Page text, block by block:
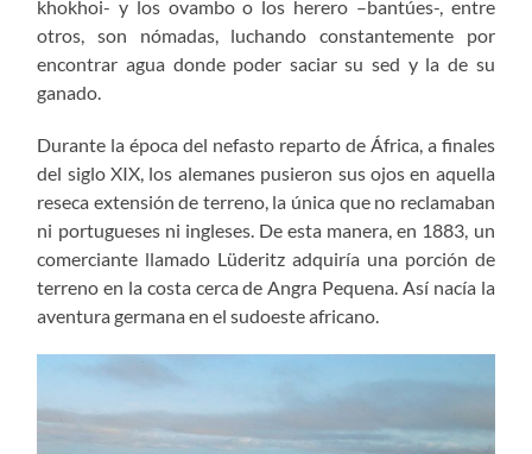
khokhoi- y los ovambo o los herero –bantúes-, entre
otros, son nómadas, luchando constantemente por
encontrar agua donde poder saciar su sed y la de su
ganado.
Durante la época del nefasto reparto de África, a finales
del siglo XIX, los alemanes pusieron sus ojos en aquella
reseca extensión de terreno, la única que no reclamaban
ni portugueses ni ingleses. De esta manera, en 1883, un
comerciante llamado Lüderitz adquiría una porción de
terreno en la costa cerca de Angra Pequena. Así nacía la
aventura germana en el sudoeste africano.